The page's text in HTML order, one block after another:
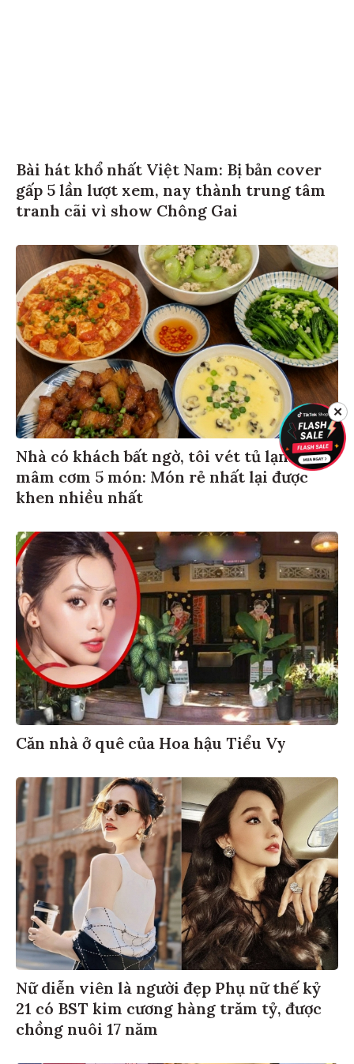
Bài hát khổ nhất Việt Nam: Bị bản cover
gấp 5 lần lượt xem, nay thành trung tâm
tranh cãi vì show Chông Gai
Nhà có khách bất ngờ, tôi vét tủ lạnh làm
mâm cơm 5 món: Món rẻ nhất lại được
khen nhiều nhất
Căn nhà ở quê của Hoa hậu Tiểu Vy
Nữ diễn viên là người đẹp Phụ nữ thế kỷ
21 có BST kim cương hàng trăm tỷ, được
chồng nuôi 17 năm
✕